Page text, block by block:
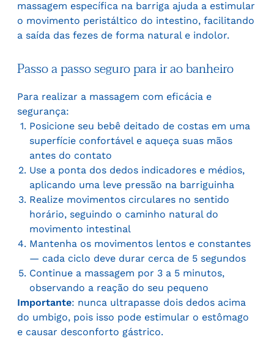
massagem específica na barriga ajuda a estimular
o movimento peristáltico do intestino, facilitando
a saída das fezes de forma natural e indolor.
Passo a passo seguro para irao banheiro
Para realizar a massagem com eficácia e
segurança:
Posicione seu bebê deitado de costas em uma
superfície confortável e aqueça suas mãos
antes do contato
Use a ponta dos dedos indicadores e médios,
aplicando uma leve pressão na barriguinha
Realize movimentos circulares no sentido
horário, seguindo o caminho natural do
movimento intestinal
Mantenha os movimentos lentos e constantes
— cada ciclo deve durar cerca de 5 segundos
Continue a massagem por 3 a 5 minutos,
observando a reação do seu pequeno
Importante: nunca ultrapasse dois dedos acima
do umbigo, pois isso pode estimular o estômago
e causar desconforto gástrico.